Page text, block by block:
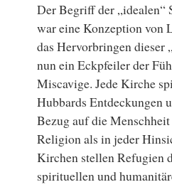
Der Begriff der
war eine Konzeption von
das Hervorbringen dieser
nun ein Eckpfeiler der
Miscavige. Jede Kirche
Hubbards Entdeckungen
Bezug auf die
Religion als in jeder
Kirchen stellen Refugien
spirituellen und